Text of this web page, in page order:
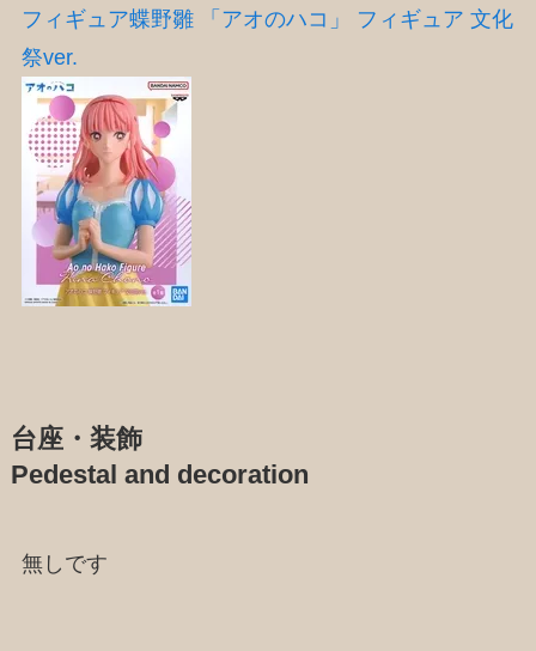
フィギュア蝶野雛 「アオのハコ」 フィギュア 文化
祭ver.
台座・装飾
Pedestal and decoration
無しです